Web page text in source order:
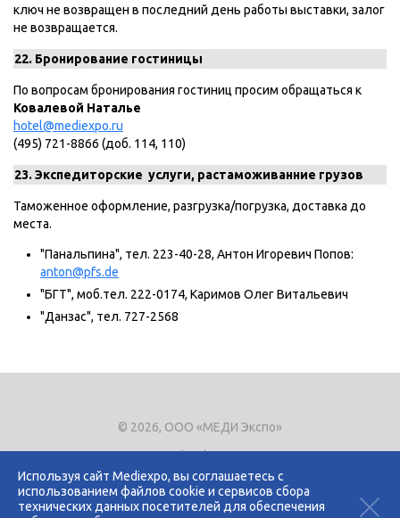
Используя сайт Mediexpo, вы соглашаетесь с
использованием файлов cookie и сервисов сбора
технических данных посетителей для обеспечения
ключ не возвращен в последний день работы выставки, залог
не возвращается.
22. Бронирование гостиницы
По вопросам бронирования гостиниц просим обращаться к
Ковалевой Наталье
hotel@mediexpo.ru
(495) 721-8866 (доб. 114, 110)
23. Экспедиторские услуги, растаможиванние грузов
Таможенное оформление, разгрузка/погрузка, доставка до
места.
"Панальпина", тел. 223-40-28, Антон Игоревич Попов:
anton@pfs.de
"БГТ", моб.тел. 222-0174, Каримов Олег Витальевич
"Данзас", тел. 727-2568
© 2026, ООО «МЕДИ Экспо»
Тел.+7 (495) 721-8866
E-mail:expo@mediexpo.ru
Контакты
Политика использования cookies